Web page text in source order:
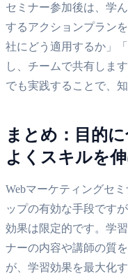
セミナー参加後は、学
するアクションプラン
社にどう適用するか」
し、チームで共有しま
でも実践することで、
まとめ：目的
よくスキルを
Webマーケティングセ
ップの有効な手段です
効果は限定的です。学
ナーの内容や講師の質
が、学習効果を最大化